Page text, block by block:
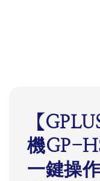
【
機GP-
一鍵操